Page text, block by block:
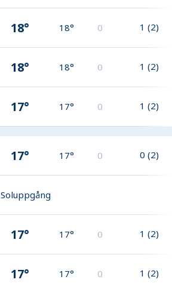
18° 18° 0 1 (2)
18° 18° 0 1 (2)
17° 17° 0 1 (2)
17° 17° 0 0 (2)
Soluppgång
17° 17° 0 1 (2)
17° 17° 0 1 (2)